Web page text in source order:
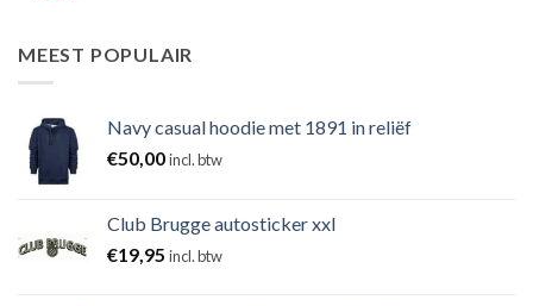
MEEST POPULAIR
Navy casual hoodie met 1891 in reliëf
€50,00incl. btw
Club Brugge autosticker xxl
€19,95 incl. btw